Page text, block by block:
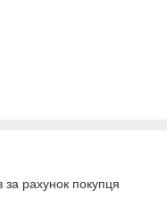
рахунок покупця